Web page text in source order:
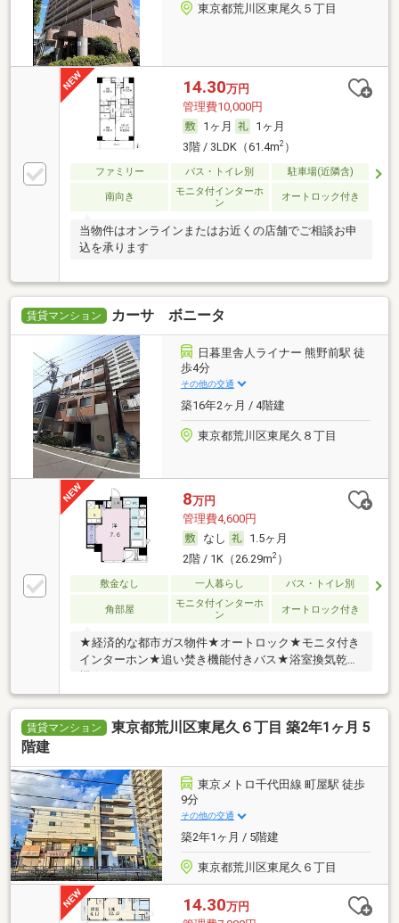
東京都荒川区東尾久５丁目
14.30万円
管理費10,000円
1ヶ月
1ヶ月
3階 / 3LDK（61.4m2）
ファミリー バス・トイレ別 駐車場(近隣含)
南向き
モニタ付インターホ
ン
オートロック付き
当物件はオンラインまたはお近くの店舗でご相談お申
込を承ります
賃貸マンション カーサ ボニータ
日暮里舎人ライナー 熊野前駅 徒
歩4分
その他の交通
築16年2ヶ月 / 4階建
東京都荒川区東尾久８丁目
8万円
管理費4,600円
なし
1.5ヶ月
2階 / 1K（26.29m2）
敷金なし 一人暮らし バス・トイレ別
角部屋
モニタ付インターホ
ン
オートロック付き
★経済的な都市ガス物件★オートロック★モニタ付き
インターホン★追い焚き機能付きバス★浴室換気乾燥
賃貸マンション
東京都荒川区東尾久６丁目 築2年1ヶ月 5
階建
東京メトロ千代田線 町屋駅 徒歩
9分
その他の交通
築2年1ヶ月 / 5階建
東京都荒川区東尾久６丁目
14.30万円